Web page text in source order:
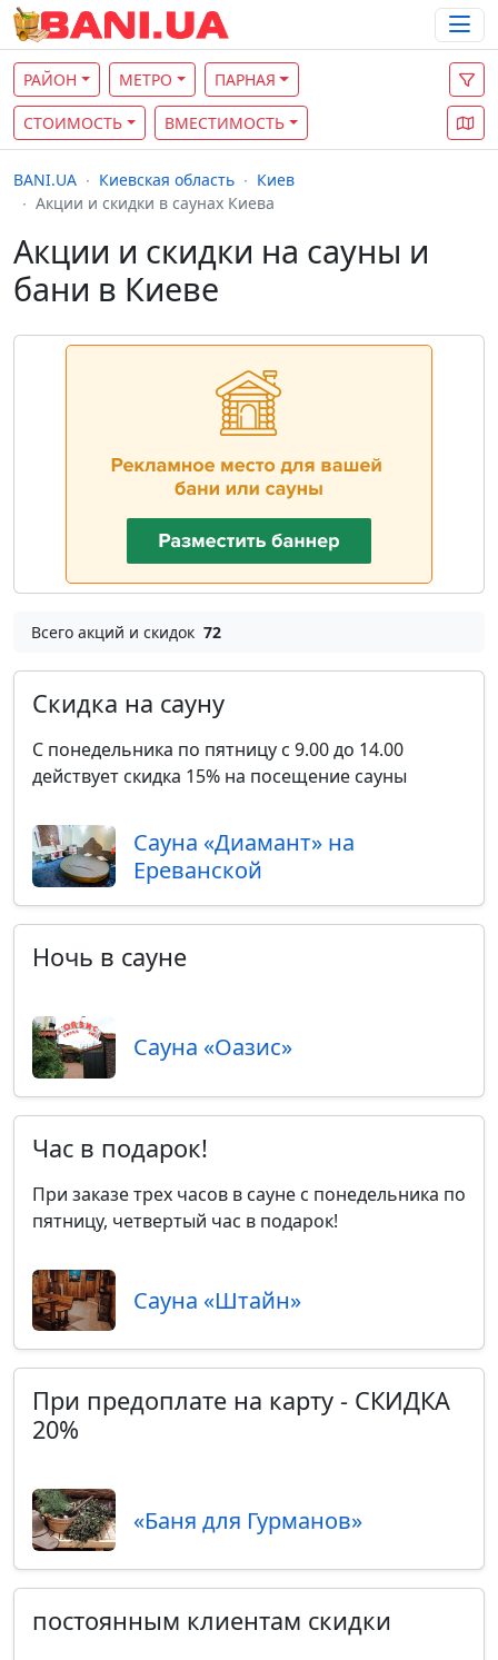
РАЙОН МЕТРО ПАРНАЯ
СТОИМОСТЬ ВМЕСТИМОСТЬ
BANI.UA Киевская область
Киев
Акции и скидки в саунах Киева
Акции и скидки на сауны и
бани в Киеве
Всего акций и скидок 72
Скидка на сауну
С понедельника по пятницу с 9.00 до 14.00
действует скидка 15% на посещение сауны
Сауна «Диамант» на
Ереванской
Ночь в сауне
Сауна «Оазис»
Час в подарок!
При заказе трех часов в сауне с понедельника по
пятницу, четвертый час в подарок!
Сауна «Штайн»
При предоплате на карту - СКИДКА
20%
«Баня для Гурманов»
постоянным клиентам скидки